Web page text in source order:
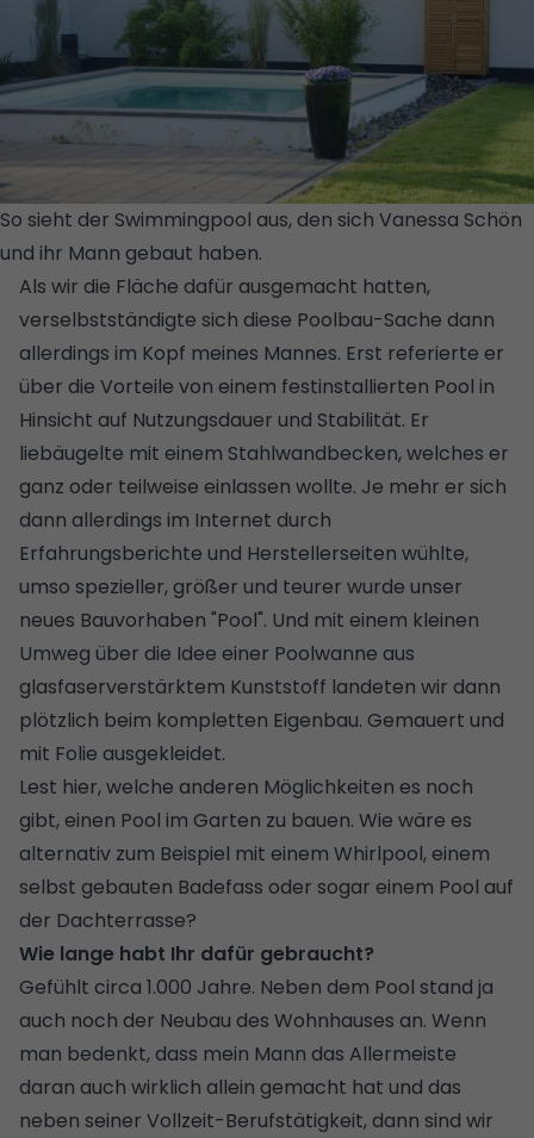
So sieht der Swimmingpool aus, den sich Vanessa Schön
und ihr Mann gebaut haben.
Als wir die Fläche dafür ausgemacht hatten,
verselbstständigte sich diese Poolbau-Sache dann
allerdings im Kopf meines Mannes. Erst referierte er
über die Vorteile von einem festinstallierten Pool in
Hinsicht auf Nutzungsdauer und Stabilität. Er
liebäugelte mit einem Stahlwandbecken, welches er
ganz oder teilweise einlassen wollte. Je mehr er sich
dann allerdings im Internet durch
Erfahrungsberichte und Herstellerseiten wühlte,
umso spezieller, größer und teurer wurde unser
neues Bauvorhaben "Pool". Und mit einem kleinen
Umweg über die Idee einer Poolwanne aus
glasfaserverstärktem Kunststoff landeten wir dann
plötzlich beim kompletten Eigenbau. Gemauert und
mit Folie ausgekleidet.
Lest hier, welche anderen Möglichkeiten es noch
gibt, einen Pool im Garten zu bauen. Wie wäre es
alternativ zum Beispiel mit einem Whirlpool,einem
selbst gebauten Badefass oder sogar einem Pool auf
der Dachterrasse?
Wie lange habt Ihr dafür gebraucht?
Gefühlt circa 1.000 Jahre. Neben dem Pool stand ja
auch noch der Neubau des Wohnhauses an. Wenn
man bedenkt, dass mein Mann das Allermeiste
daran auch wirklich allein gemacht hat und das
neben seiner Vollzeit-Berufstätigkeit, dann sind wir